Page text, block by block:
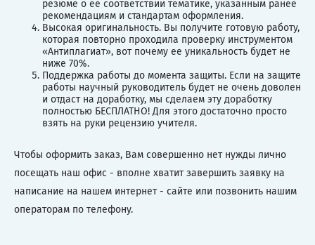
резюме о ее соответствии тематике, указанным ранее
рекомендациям и стандартам оформления.
Высокая оригинальность. Вы получите готовую работу,
которая повторно проходила проверку инструментом
«Антиплагиат», вот почему ее уникальность будет не
ниже 70%.
Поддержка работы до момента защиты. Если на защите
работы научный руководитель будет не очень доволен
и отдаст на доработку, мы сделаем эту доработку
полностью БЕСПЛАТНО! Для этого достаточно просто
взять на руки рецензию учителя.
Чтобы оформить заказ, Вам совершенно нет нужды лично
посещать наш офис - вполне хватит завершить заявку на
написание на нашем интернет - сайте или позвонить нашим
операторам по телефону.